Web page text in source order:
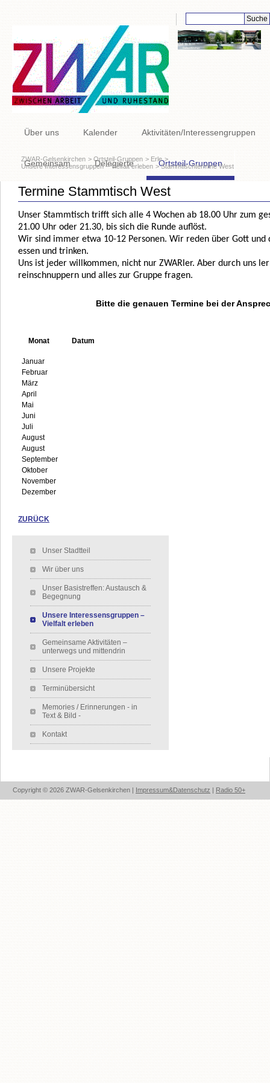
Suchbegriffe
Navigation
Über uns Kalender Aktivitäten/Interessengruppen
Gemeinsam Delegierte Ortsteil-Gruppen
Links
ZWAR-Gelsenkirchen Ortsteil-Gruppen
Erle
Unsere Interessensgruppen – Vielfalt erleben
Stammtischtermine West
Termine Stammtisch West
Unser Stammtisch trifft sich alle 4 Wochen ab 18.00 Uhr zum
21.00 Uhr oder 21.30, bis sich die Runde auflöst.
Wir sind immer etwa 10-12 Personen. Wir reden über Gott
essen und trinken.
Uns ist jeder willkommen, nicht nur ZWARler. Aber durch uns
reinschnuppern und alles zur Gruppe fragen.
Bitte die genauen Termine bei der
Monat Datum
Januar
Februar
März
April
Mai
Juni
Juli
August
August
September
Oktober
November
Dezember
ZURÜCK
Unser Stadtteil
Wir über uns
Unser Basistreffen: Austausch &
Begegnung
Unsere Interessensgruppen –
Vielfalt erleben
Gemeinsame Aktivitäten –
unterwegs und mittendrin
Unsere Projekte
Terminübersicht
Memories / Erinnerungen - in
Text & Bild -
Kontakt
Copyright © 2026 ZWAR-Gelsenkirchen | Impressum&Datenschutz | Radio 50+